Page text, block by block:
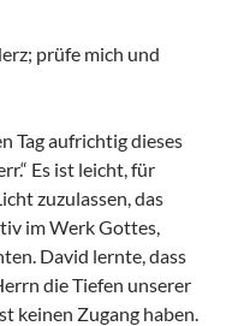
prüfe mich und
Tag aufrichtig dieses
Es ist leicht, für
zuzulassen, das
im Werk Gottes,
David lernte, dass
die Tiefen unserer
keinen Zugang haben.